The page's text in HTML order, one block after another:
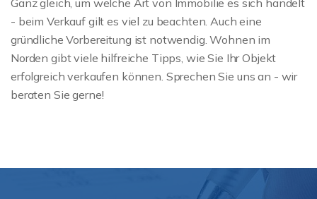
- beim Verkauf gilt es viel zu beachten. Auch eine
gründliche Vorbereitung ist notwendig. Wohnen im
Norden gibt viele hilfreiche Tipps, wie Sie Ihr Objekt
erfolgreich verkaufen können. Sprechen Sie uns an - wir
beraten Sie gerne!